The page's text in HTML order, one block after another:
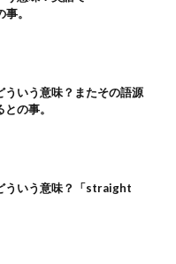
。
ういう意味？またその語源
の事。
ういう意味？「straight